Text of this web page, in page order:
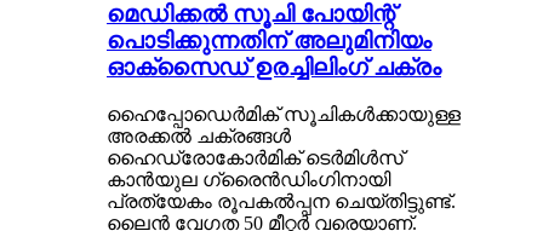
മെഡിക്കൽ സൂചി പോയിന്റ്
പൊടിക്കുന്നതിന് അലുമിനിയം
ഓക്സൈഡ് ഉരച്ചിലിംഗ് ചക്രം
ഹൈപ്പോഡെർമിക് സൂചികൾക്കായുള്ള
അരക്കൽ ചക്രങ്ങൾ
ഹൈഡ്രോകോർമിക് ടെർമിൾസ്
കാൻയുല ഗ്രൈൻഡിംഗിനായി
പ്രത്യേകം രൂപകൽപ്പന ചെയ്തിട്ടുണ്ട്.
ലൈൻ വേഗത 50 മീറ്റർ വരെയാണ്.